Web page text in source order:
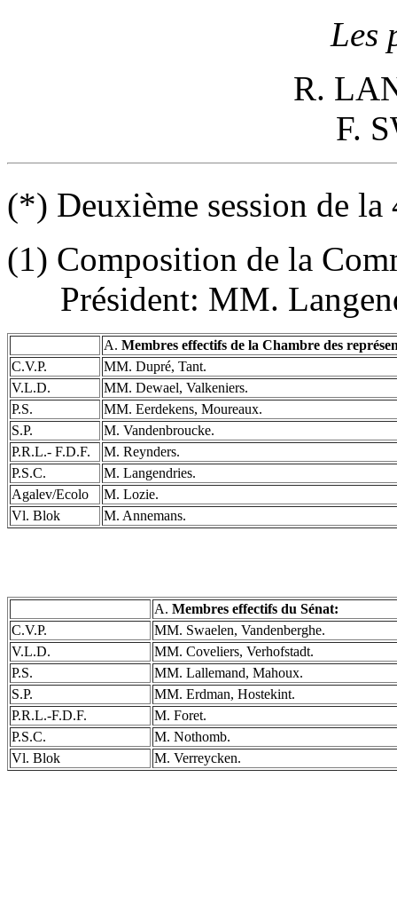
Les
R.
F.
(*) Deuxième session de la
(1) Composition de la
Président: MM.
A. Membres effectifs de la Chambre des
C.V.P.
MM. Dupré, Tant.
V.L.D.
MM. Dewael, Valkeniers.
P.S.
MM. Eerdekens, Moureaux.
S.P.
M. Vandenbroucke.
P.R.L.- F.D.F.
M. Reynders.
P.S.C.
M. Langendries.
Agalev/Ecolo
M. Lozie.
Vl. Blok
M. Annemans.
A. Membres effectifs du Sénat:
C.V.P.
MM. Swaelen, Vandenberghe.
V.L.D.
MM. Coveliers, Verhofstadt.
P.S.
MM. Lallemand, Mahoux.
S.P.
MM. Erdman, Hostekint.
P.R.L.-F.D.F.
M. Foret.
P.S.C.
M. Nothomb.
Vl. Blok
M. Verreycken.